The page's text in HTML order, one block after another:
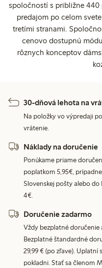
spoločností s približne 440
predajom po celom
tretími stranami.
cenovo dostupnú
rôznych konceptov
30-dňová lehota na
Na položky vo výpredaji
vrátenie.
Náklady na doručenie
Ponúkame priame
poplatkom 5,95€,
Slovenskej pošty alebo
4€.
Doručenie zadarmo
Vždy bezplatné
Bezplatné štandardné
29,99 € (po zľave).
pokladni. Stať sa členom